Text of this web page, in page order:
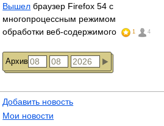
Вышел браузер Firefox 54 с
многопроцессным режимом
обработки веб-содержимого
1 4
Архив
Добавить новость
Мои новости